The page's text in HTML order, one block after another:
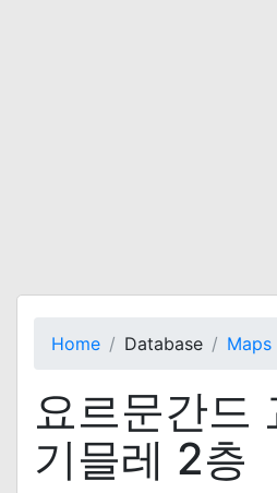
Home Database Maps
요르문간드
기믈레 2층